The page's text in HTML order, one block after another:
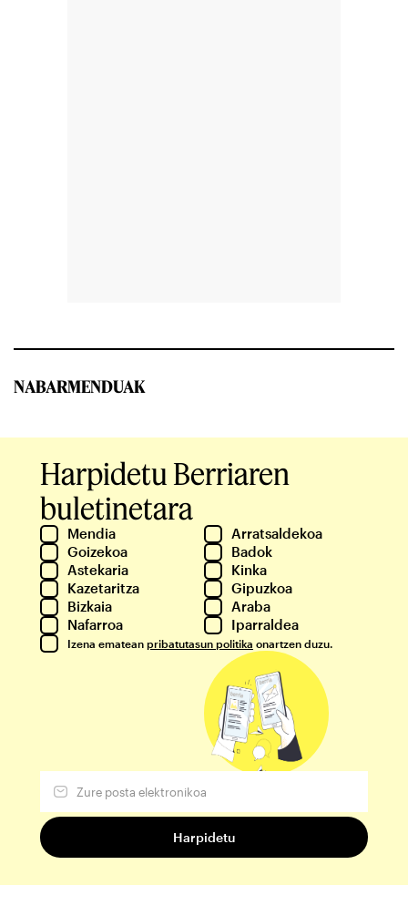
NABARMENDUAK
Harpidetu Berriaren
buletinetara
Mendia
Arratsaldekoa
Goizekoa
Badok
Astekaria
Kinka
Kazetaritza
Gipuzkoa
Bizkaia
Araba
Nafarroa
Iparraldea
Izena ematean pribatutasun politika onartzen duzu.